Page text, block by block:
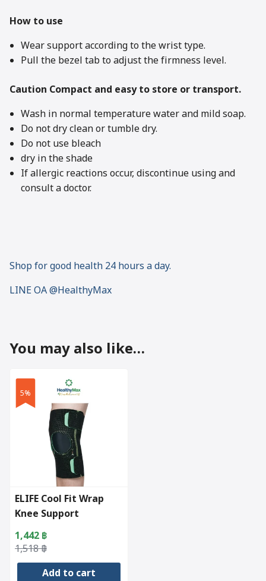
How to use
Wear support according to the wrist type.
Pull the bezel tab to adjust the firmness level.
Caution Compact and easy to store or transport.
Wash in normal temperature water and mild soap.
Do not dry clean or tumble dry.
Do not use bleach
dry in the shade
If allergic reactions occur, discontinue using and
consult a doctor.
Shop for good health 24 hours a day.
LINE OA @HealthyMax
You may also like…
5%
ELIFE Cool Fit Wrap
Knee Support
1,518฿
Original
price
1,442 ฿
Current
price
Add to cart